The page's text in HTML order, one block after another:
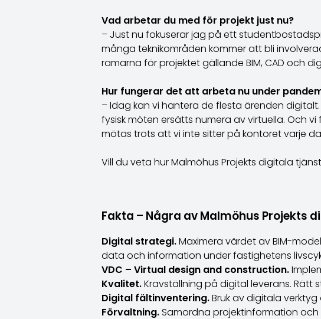
Vad arbetar du med för projekt just nu?
– Just nu fokuserar jag på ett
många teknikområden kommer att bli
ramarna för projektet gällande BIM, CAD och
Hur fungerar det att arbeta nu under
– Idag kan vi hantera de flesta ärenden
fysisk möten ersätts numera av virtuella. Och
mötas trots att vi inte sitter på kontoret varje
Vill du veta hur Malmöhus Projekts digitala
Fakta – Några av Malmöhus Projekts
Digital strategi.Maximera värdet av BIM-
data och information under fastighetens
VDC – Virtual design and construction.
Kvalitet.Kravställning på digital leverans. Rätt
Digital fältinventering.Bruk av digitala
Förvaltning.Samordna projektinformation